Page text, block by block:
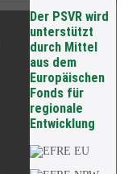
Der PSVR wird
unterstützt
durch Mittel
aus dem
Europäischen
Fonds für
regionale
Entwicklung